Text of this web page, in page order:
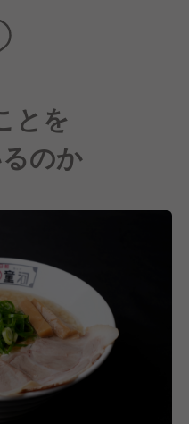
とを
のか